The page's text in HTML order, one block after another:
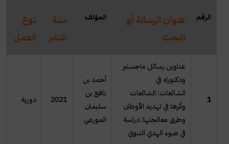
الرقم
عنوان الرسالة أو
البحث
المؤلف
سنة
النشر
نوع
العمل
1
عناوين رسائل ماجستير
ودكتوراه في
الشائعات: الشائعات
وأثرها في تهديد الأوطان
وطرق معالجتها: دراسة
في ضوء الهدي النبوي
أحمد بن
نافع بن
سليمان
المورعي
2021 دورية